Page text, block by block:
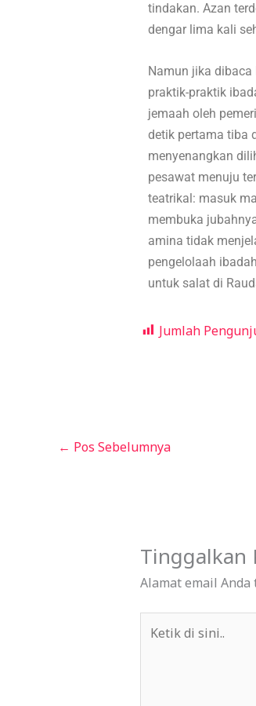
tindakan. Azan
dengar lima kali
Namun jika
praktik-praktik
jemaah oleh
detik pertama tiba
menyenangkan
pesawat menuju
teatrikal: masuk
membuka
amina tidak
pengelolaah
untuk salat di
Jumlah
← Pos Sebelumnya
Tinggalkan
Alamat email